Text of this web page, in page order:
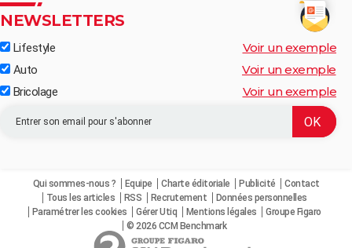
NEWSLETTERS
Lifestyle Voir un exemple
Auto Voir un exemple
Bricolage Voir un exemple
Qui sommes-nous ? Equipe Charte éditoriale Publicité
Contact
Tous les articles
RSS Recrutement
Données personnelles
Paramétrer les cookies
Gérer Utiq Mentions légales
Groupe Figaro
© 2026 CCM Benchmark